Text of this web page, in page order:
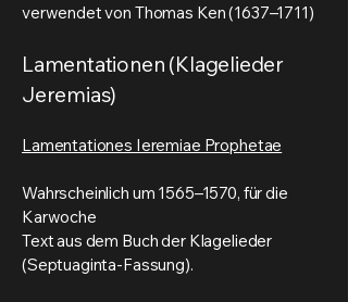
verwendet von Thomas Ken (1637–1711)
Lamentationen (Klagelieder
Jeremias)
Lamentationes Ieremiae Prophetae
Wahrscheinlich um 1565–1570, für die
Karwoche
Text aus dem Buch der Klagelieder
(Septuaginta-Fassung).